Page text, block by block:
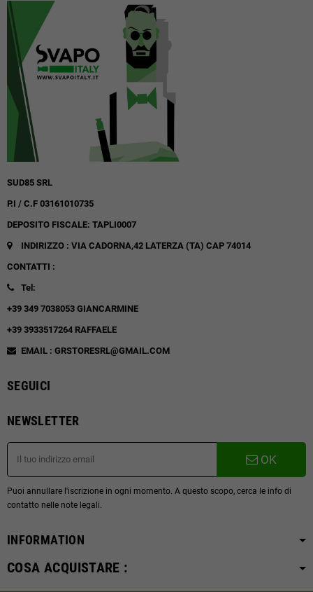
SUD85 SRL
P.I / C.F 03161010735
DEPOSITO FISCALE: TAPLI0007
INDIRIZZO : VIA CADORNA,42 LATERZA (TA) CAP 74014
CONTATTI :
Tel:
+39 349 7038053 GIANCARMINE
+39 3933517264 RAFFAELE
EMAIL : GRSTORESRL@GMAIL.COM
SEGUICI
NEWSLETTER
OK
Puoi annullare l'iscrizione in ogni momento. A questo scopo, cerca le info di
contatto nelle note legali.
INFORMATION
COSA ACQUISTARE :